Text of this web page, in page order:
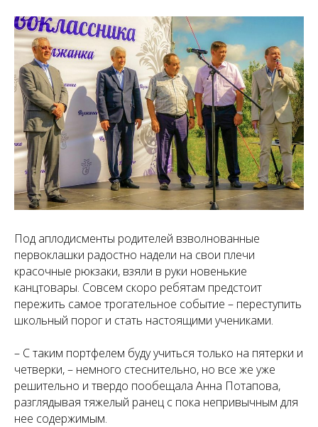
Под аплодисменты родителей взволнованные
первоклашки радостно надели на свои плечи
красочные рюкзаки, взяли в руки новенькие
канцтовары. Совсем скоро ребятам предстоит
пережить самое трогательное событие – переступить
школьный порог и стать настоящими учениками.
– С таким портфелем буду учиться только на пятерки и
четверки, – немного стеснительно, но все же уже
решительно и твердо пообещала Анна Потапова,
разглядывая тяжелый ранец с пока непривычным для
нее содержимым.